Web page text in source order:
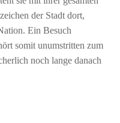
der Stadt dort,
Ein Besuch
somit unumstritten zum
noch lange danach